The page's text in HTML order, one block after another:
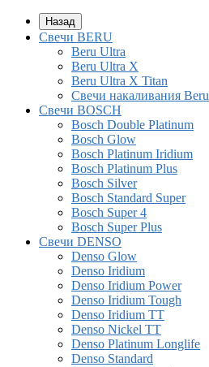
Назад
Свечи BERU
Beru Ultra
Beru Ultra X
Beru Ultra X Titan
Свечи накаливания Beru
Свечи BOSCH
Bosch Double Platinum
Bosch Glow
Bosch Platinum Iridium
Bosch Platinum Plus
Bosch Silver
Bosch Standard Super
Bosch Super 4
Bosch Super Plus
Свечи DENSO
Denso Glow
Denso Iridium
Denso Iridium Power
Denso Iridium Tough
Denso Iridium TT
Denso Nickel TT
Denso Platinum Longlife
Denso Standard